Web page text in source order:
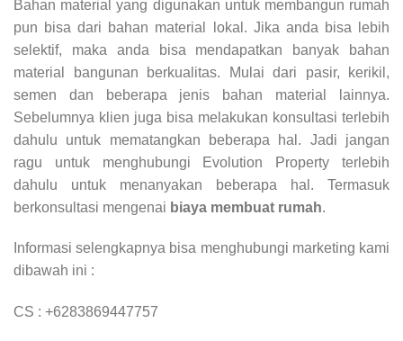
Bahan material yang digunakan untuk membangun rumah
pun bisa dari bahan material lokal. Jika anda bisa lebih
selektif, maka anda bisa mendapatkan banyak bahan
material bangunan berkualitas. Mulai dari pasir, kerikil,
semen dan beberapa jenis bahan material lainnya.
Sebelumnya klien juga bisa melakukan konsultasi terlebih
dahulu untuk mematangkan beberapa hal. Jadi jangan
ragu untuk menghubungi Evolution Property terlebih
dahulu untuk menanyakan beberapa hal. Termasuk
berkonsultasi mengenai biaya membuat rumah.
Informasi selengkapnya bisa menghubungi marketing kami
dibawah ini :
CS : +6283869447757